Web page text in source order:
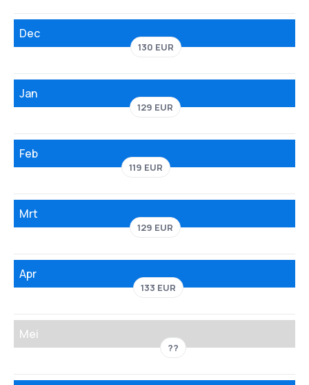
Dec
130 EUR
Jan
129 EUR
Feb
119 EUR
Mrt
129 EUR
Apr
133 EUR
Mei
??